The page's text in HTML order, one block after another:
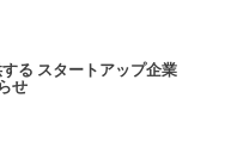
る スタートアップ企業
せ